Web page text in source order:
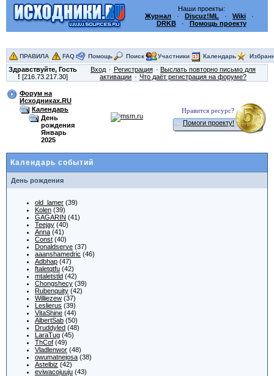
Наши проекты:
Журнал · Discuz!ML · Wiki ·
DRKB· Помощь проекту
ПРАВИЛА FAQ Помощь Поиск Участники Календарь
Здравствуйте, Гость
! [216.73.217.30]
Вход Регистрация
Выслать повторно письмо для
активации
Что даёт регистрация на форуме?
Форум на
Исходниках.RU
Календарь
День
рождения
Январь
2025
Нравится ресурс?
Помоги проекту!
Календарь событий
День рождения
old_lamer (39)
Kolen (39)
GAGARIN (41)
Teejay (40)
Anna (41)
Const (40)
Donaldserve (37)
aaanshamedric (46)
Adbhap (47)
ftaletqtfu (42)
mtaletstld (42)
Chongshecy (39)
Rubenquity (42)
Williezew (37)
Leslierus (39)
VitaShine (44)
AlbertSab (50)
Druddyled (48)
LaraTug (45)
ThCof (49)
Vladlenwor (48)
owumatnejosa (38)
Astelbiz (42)
eviwacojuuju (43)